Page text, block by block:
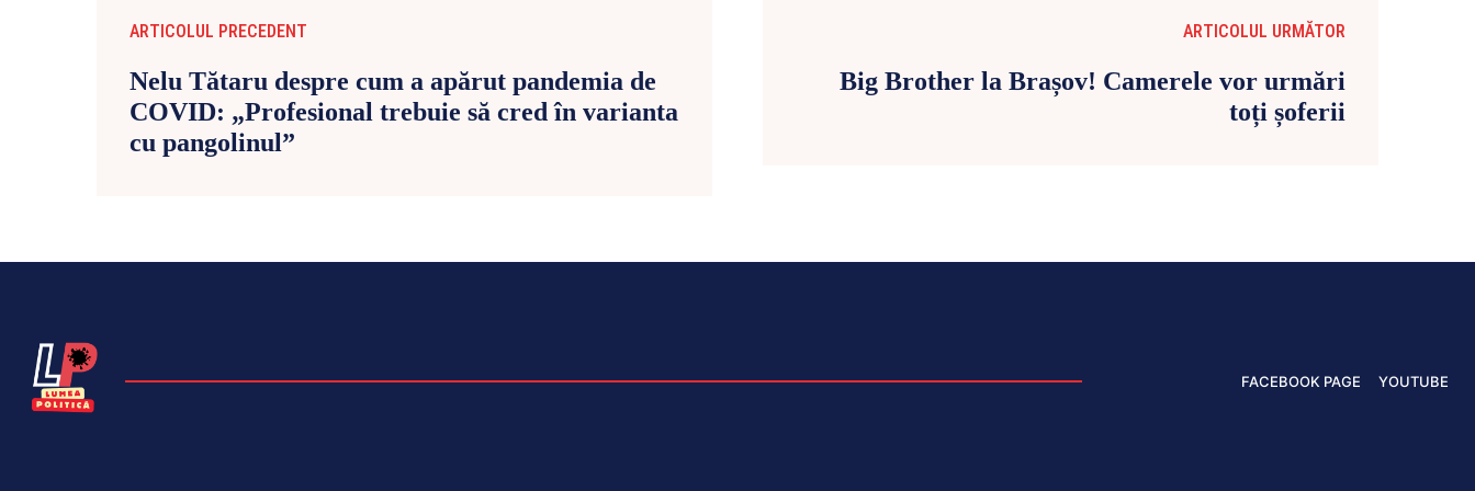
ARTICOLUL PRECEDENT
Nelu Tătaru despre cum a apărut pandemia de
COVID: „Profesional trebuie să cred în varianta
cu pangolinul”
ARTICOLUL URMĂTOR
Big Brother la Brașov! Camerele vor urmări
toți șoferii
FACEBOOK PAGE YOUTUBE